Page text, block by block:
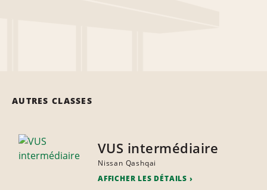
AUTRES CLASSES
VUS intermédiaire
Nissan Qashqai
AFFICHER LES DÉTAILS